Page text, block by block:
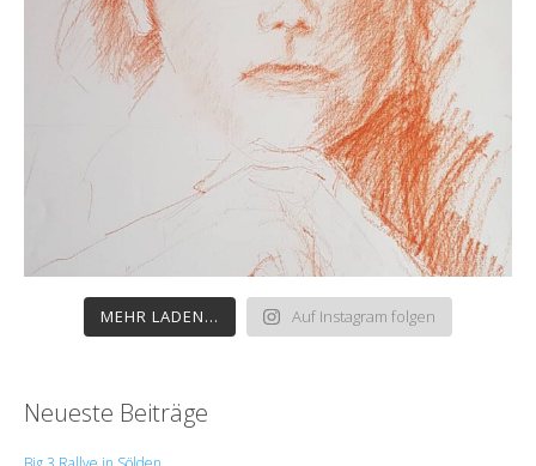
MEHR LADEN... Auf Instagram folgen
Neueste Beiträge